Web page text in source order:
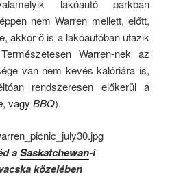
lakóautó parkban
nem Warren mellett, előtt,
akkor ő is a lakóautóban utazik
Warren-nek az
van nem kevés kalóriára is,
rendszeresen előkerül a
, vagy BBQ).
aSaskatchewan-i
közelében